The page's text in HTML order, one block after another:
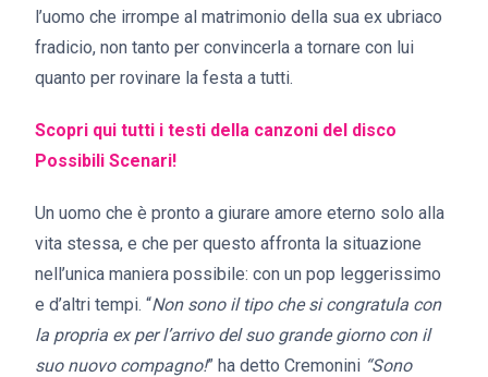
l’uomo che irrompe al matrimonio della sua ex ubriaco
fradicio, non tanto per convincerla a tornare con lui
quanto per rovinare la festa a tutti.
Scopri qui tutti i testi della canzoni del disco
Possibili Scenari!
Un uomo che è pronto a giurare amore eterno solo alla
vita stessa, e che per questo affronta la situazione
nell’unica maniera possibile: con un pop leggerissimo
e d’altri tempi. “Non sono il tipo che si congratula con
la propria ex per l’arrivo del suo grande giorno con il
suo nuovo compagno!” ha detto Cremonini “Sono